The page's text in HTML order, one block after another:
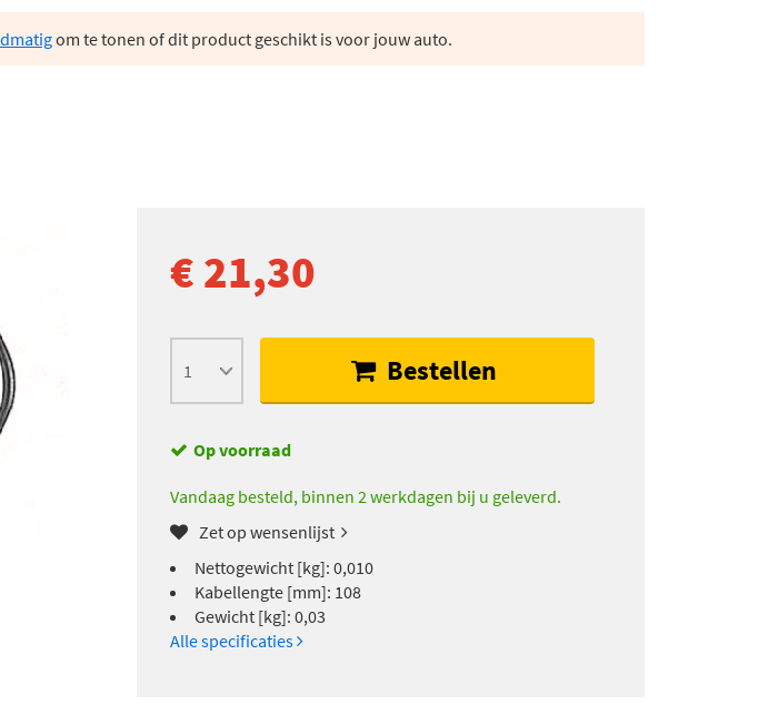
om te tonen of dit product geschikt is voor jouw auto.
€ 21,30
Bestellen
Op voorraad
Vandaag besteld, binnen 2 werkdagen bij u geleverd.
Zet op wensenlijst
Nettogewicht [kg]: 0,010
Kabellengte [mm]: 108
Gewicht [kg]: 0,03
Alle specificaties